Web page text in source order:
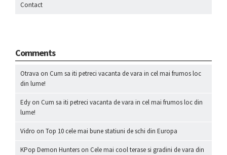
Contact
Comments
Otrava on Cum sa iti petreci vacanta de vara in cel mai frumos loc
din lume!
Edy on Cum sa iti petreci vacanta de vara in cel mai frumos loc din
lume!
Vidro on Top 10 cele mai bune statiuni de schi din Europa
KPop Demon Hunters on Cele mai cool terase si gradini de vara din